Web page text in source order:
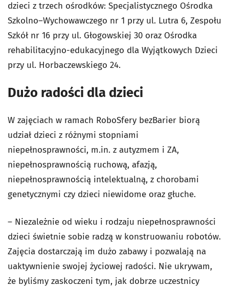
dzieci z trzech ośrodków: Specjalistycznego Ośrodka
Szkolno–Wychowawczego nr 1 przy ul. Lutra 6, Zespołu
Szkół nr 16 przy ul. Głogowskiej 30 oraz Ośrodka
rehabilitacyjno-edukacyjnego dla Wyjątkowych Dzieci
przy ul. Horbaczewskiego 24.
Dużo radości dla dzieci
W zajęciach w ramach RoboSfery bezBarier biorą
udział dzieci z różnymi stopniami
niepełnosprawności, m.in. z autyzmem i ZA,
niepełnosprawnością ruchową, afazją,
niepełnosprawnością intelektualną, z chorobami
genetycznymi czy dzieci niewidome oraz głuche.
– Niezależnie od wieku i rodzaju niepełnosprawności
dzieci świetnie sobie radzą w konstruowaniu robotów.
Zajęcia dostarczają im dużo zabawy i pozwalają na
uaktywnienie swojej życiowej radości. Nie ukrywam,
że byliśmy zaskoczeni tym, jak dobrze uczestnicy